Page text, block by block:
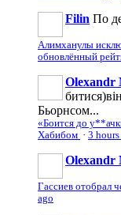
Filin По
Алимханулы
обновлённый
Olexandr
Бьорнсом...
«Боится до
Хабибом · 3 hours
Olexandr
Гассиев отобрал
ago